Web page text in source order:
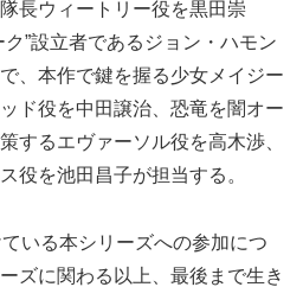
長ウィートリー役を黒田崇
”設立者であるジョン・ハモン
、本作で鍵を握る少女メイジー
ド役を中田譲治、恐竜を闇オー
するエヴァーソル役を高木渉、
役を池田昌子が担当する。
いる本シリーズへの参加につ
ズに関わる以上、最後まで生き